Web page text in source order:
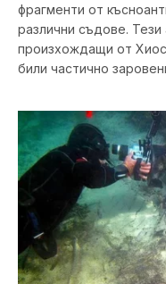
фрагменти от
различни съдове.
произхождащи от
били частично